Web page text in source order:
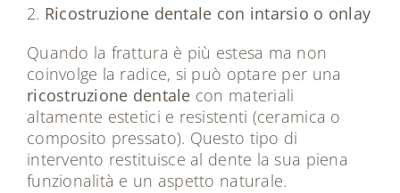
2. Ricostruzione dentale con intarsio o onlay
Quando la frattura è più estesa ma non
coinvolge la radice, si può optare per una
ricostruzione dentale con materiali
altamente estetici e resistenti (ceramica o
composito pressato). Questo tipo di
intervento restituisce al dente la sua piena
funzionalità e un aspetto naturale.